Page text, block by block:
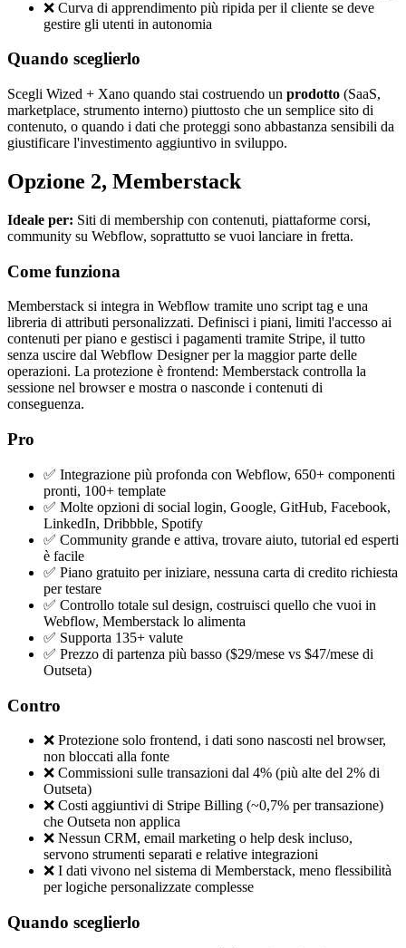
❌ Curva di apprendimento più ripida per il cliente se deve
gestire gli utenti in autonomia
Quando sceglierlo
Scegli Wized + Xano quando stai costruendo un prodotto (SaaS,
marketplace, strumento interno) piuttosto che un semplice sito di
contenuto, o quando i dati che proteggi sono abbastanza sensibili da
giustificare l'investimento aggiuntivo in sviluppo.
Opzione 2, Memberstack
Ideale per: Siti di membership con contenuti, piattaforme corsi,
community su Webflow, soprattutto se vuoi lanciare in fretta.
Come funziona
Memberstack si integra in Webflow tramite uno script tag e una
libreria di attributi personalizzati. Definisci i piani, limiti l'accesso ai
contenuti per piano e gestisci i pagamenti tramite Stripe, il tutto
senza uscire dal Webflow Designer per la maggior parte delle
operazioni. La protezione è frontend: Memberstack controlla la
sessione nel browser e mostra o nasconde i contenuti di
conseguenza.
Pro
✅ Integrazione più profonda con Webflow, 650+ componenti
pronti, 100+ template
✅ Molte opzioni di social login, Google, GitHub, Facebook,
LinkedIn, Dribbble, Spotify
✅ Community grande e attiva, trovare aiuto, tutorial ed esperti
è facile
✅ Piano gratuito per iniziare, nessuna carta di credito richiesta
per testare
✅ Controllo totale sul design, costruisci quello che vuoi in
Webflow, Memberstack lo alimenta
✅ Supporta 135+ valute
✅ Prezzo di partenza più basso ($29/mese vs $47/mese di
Outseta)
Contro
❌ Protezione solo frontend, i dati sono nascosti nel browser,
non bloccati alla fonte
❌ Commissioni sulle transazioni dal 4% (più alte del 2% di
Outseta)
❌ Costi aggiuntivi di Stripe Billing (~0,7% per transazione)
che Outseta non applica
❌ Nessun CRM, email marketing o help desk incluso,
servono strumenti separati e relative integrazioni
❌ I dati vivono nel sistema di Memberstack, meno flessibilità
per logiche personalizzate complesse
Quando sceglierlo